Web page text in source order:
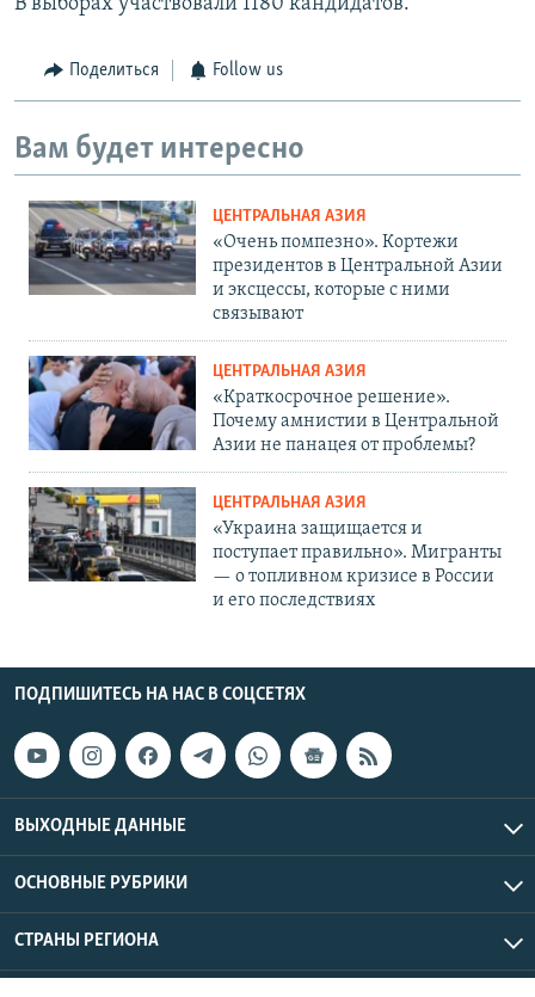
В выборах участвовали 1180 кандидатов.
Поделиться Follow us
Вам будет интересно
ЦЕНТРАЛЬНАЯ АЗИЯ
«Очень помпезно». Кортежи
президентов в Центральной Азии
и эксцессы, которые с ними
связывают
ЦЕНТРАЛЬНАЯ АЗИЯ
«Краткосрочное решение».
Почему амнистии в Центральной
Азии не панацея от проблемы?
ЦЕНТРАЛЬНАЯ АЗИЯ
«Украина защищается и
поступает правильно». Мигранты
— о топливном кризисе в России
и его последствиях
ПОДПИШИТЕСЬ НА НАС В СОЦСЕТЯХ
ВЫХОДНЫЕ ДАННЫЕ
ОСНОВНЫЕ РУБРИКИ
СТРАНЫ РЕГИОНА